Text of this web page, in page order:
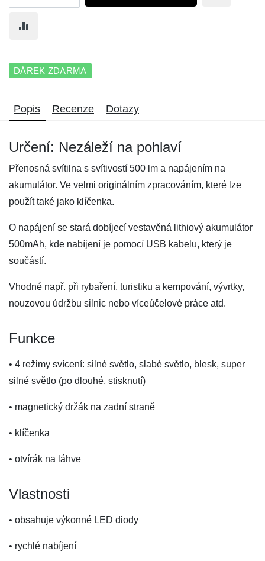
DÁREK ZDARMA
Popis Recenze Dotazy
Určení: Nezáleží na pohlaví
Přenosná svítilna s svítivostí 500 lm a napájením na
akumulátor. Ve velmi originálním zpracováním, které lze
použít také jako klíčenka.
O napájení se stará dobíjecí vestavěná lithiový akumulátor
500mAh, kde nabíjení je pomocí USB kabelu, který je
součástí.
Vhodné např. při rybaření, turistiku a kempování, vývrtky,
nouzovou údržbu silnic nebo víceúčelové práce atd.
Funkce
• 4 režimy svícení: silné světlo, slabé světlo, blesk, super
silné světlo (po dlouhé, stisknutí)
• magnetický držák na zadní straně
• klíčenka
• otvírák na láhve
Vlastnosti
• obsahuje výkonné LED diody
• rychlé nabíjení